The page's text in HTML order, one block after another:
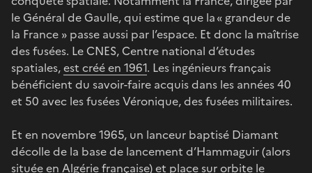
le Général de Gaulle, qui estime que la « grandeur de
la France » passe aussi par l’espace. Et donc la maîtrise
des fusées. Le CNES, Centre national d’études
spatiales,est créé en 1961. Les ingénieurs français
bénéficient du savoir-faire acquis dans les années 40
et 50 avec les fusées Véronique, des fusées militaires.
Et en novembre 1965, un lanceur baptisé Diamant
décolle de la base de lancement d’Hammaguir (alors
située en Algérie française) et place sur orbite le